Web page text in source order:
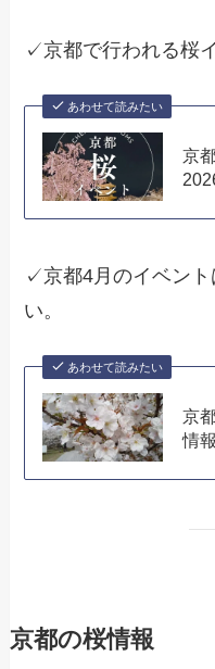
✓京都で行われる桜
あわせて読みたい
京
✓京都4月のイベント
い。
あわせて読みたい
京
情
京都の桜情報